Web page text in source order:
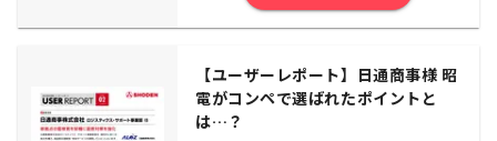
【ユーザーレポート】日通商事様 昭
電がコンペで選ばれたポイントと
は…？